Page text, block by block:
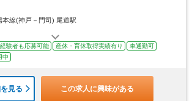
本線(神戸－門司) 尾道駅
験者も応募可能 産休・育休取得実績有り
車通勤可
中
見る この求人に興味がある